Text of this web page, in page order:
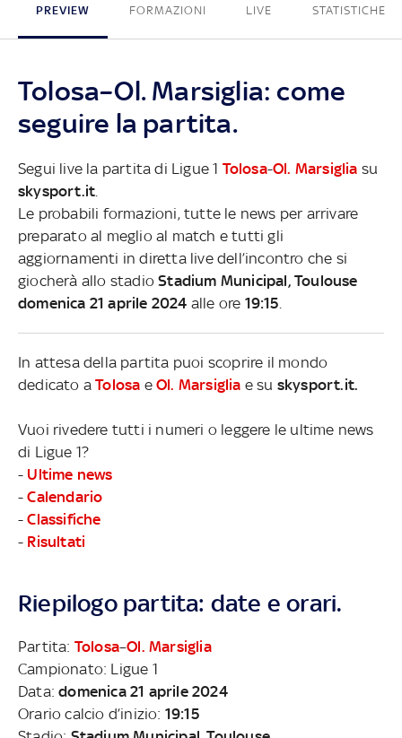
PREVIEW FORMAZIONI LIVE STATISTICHE
Tolosa–Ol. Marsiglia: come
seguire la partita.
Segui live la partita di Ligue 1 Tolosa-Ol. Marsiglia su
skysport.it
Le probabili formazioni, tutte le news per arrivare
preparato al meglio al match e tutti gli
aggiornamenti in diretta live dell’incontro che si
giocherà allo stadioStadium Municipal, Toulouse
domenica 21 aprile 2024 alle ore 19:15
In attesa della partita puoi scoprire il mondo
dedicato aTolosa eOl. Marsiglia e su skysport.it.
Vuoi rivedere tutti i numeri o leggere le ultime news
di Ligue 1?
- Ultime news
-Calendario
-Classifiche
- Risultati
Riepilogo partita: date e orari.
Partita: Tolosa–Ol. Marsiglia
Campionato: Ligue 1
Data:domenica 21 aprile 2024
Orario calcio d’inizio: 19:15